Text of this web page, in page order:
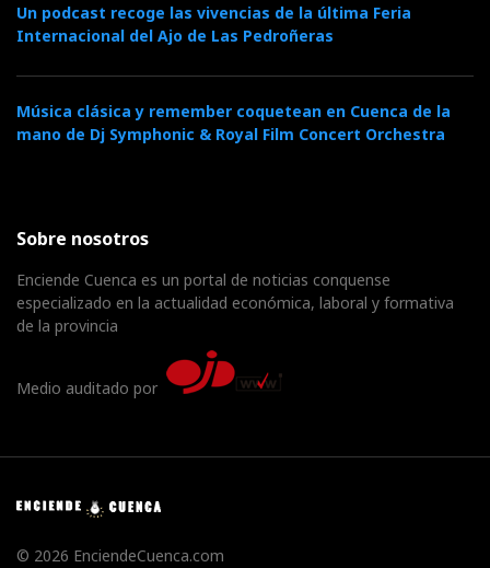
Un podcast recoge las vivencias de la última Feria
Internacional del Ajo de Las Pedroñeras
Música clásica y remember coquetean en Cuenca de la
mano de Dj Symphonic & Royal Film Concert Orchestra
Sobre nosotros
Enciende Cuenca es un portal de noticias conquense
especializado en la actualidad económica, laboral y formativa
de la provincia
Medio auditado por
© 2026 EnciendeCuenca.com